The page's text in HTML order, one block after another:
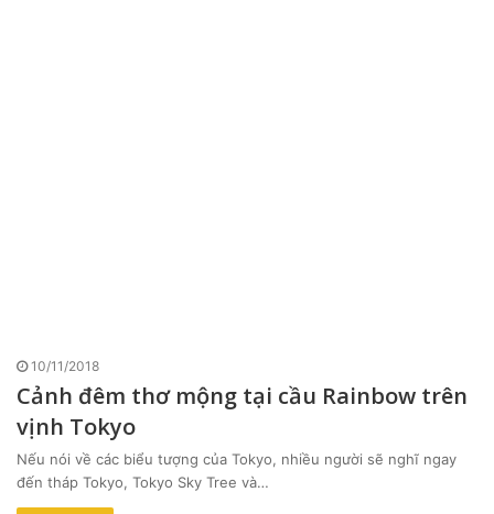
10/11/2018
Cảnh đêm thơ mộng tại cầu Rainbow trên
vịnh Tokyo
Nếu nói về các biểu tượng của Tokyo, nhiều người sẽ nghĩ ngay
đến tháp Tokyo, Tokyo Sky Tree và…